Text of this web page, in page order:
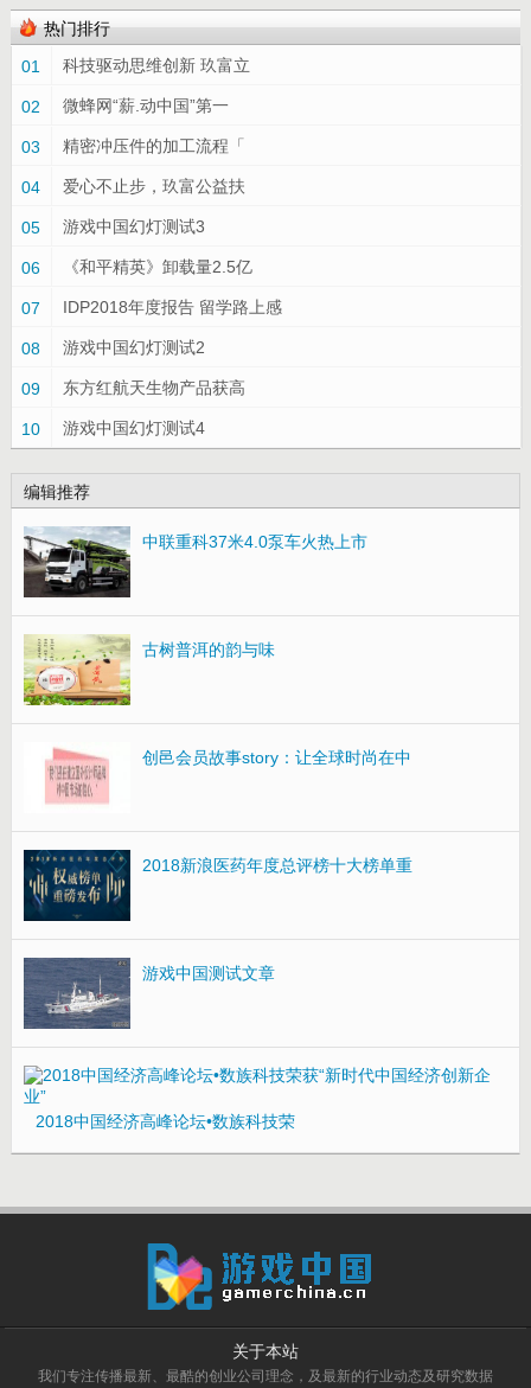
热门排行
01
科技驱动思维创新 玖富立
02 微蜂网“薪.动中国”第一
03 精密冲压件的加工流程「
04 爱心不止步，玖富公益扶
05 游戏中国幻灯测试3
06 《和平精英》卸载量2.5亿
07 IDP2018年度报告 留学路上感
08 游戏中国幻灯测试2
09 东方红航天生物产品获高
10 游戏中国幻灯测试4
编辑推荐
中联重科37米4.0泵车火热上市
古树普洱的韵与味
创邑会员故事story：让全球时尚在中
2018新浪医药年度总评榜十大榜单重
游戏中国测试文章
2018中国经济高峰论坛•数族科技荣
关于本站
我们专注传播最新、最酷的创业公司理念，及最新的行业动态及研究数据